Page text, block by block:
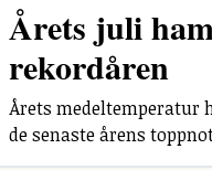
Årets juli
rekordåren
Årets medeltemperatur
de senaste årens